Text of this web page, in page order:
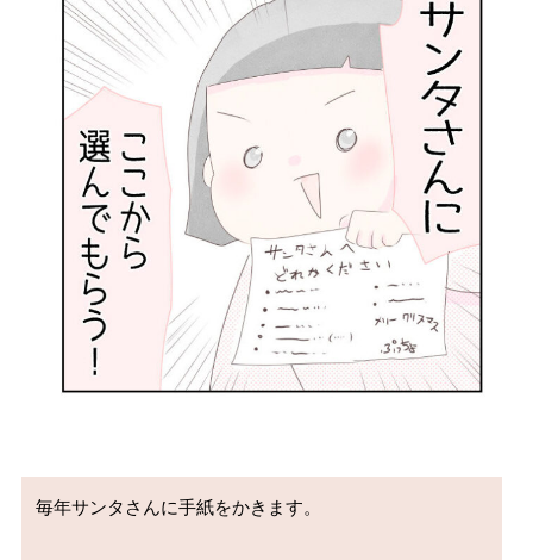
毎年サンタさんに手紙をかきます。